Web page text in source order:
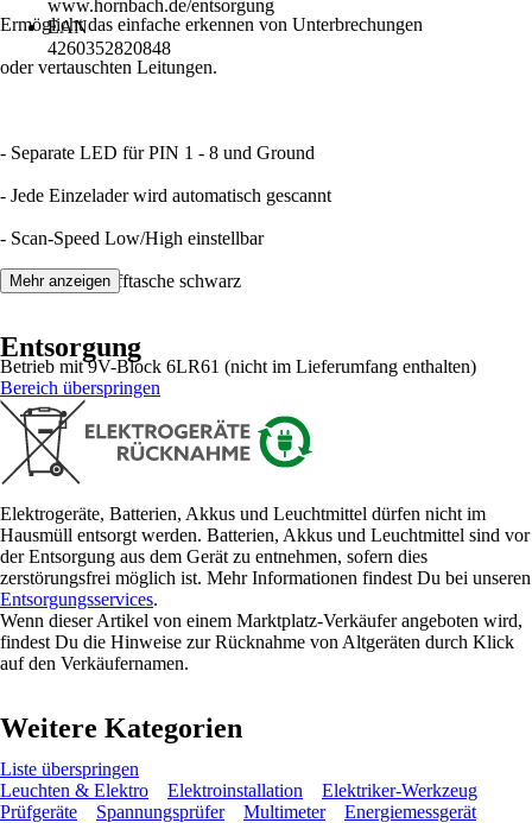
www.hornbach.de/entsorgung
EAN
4260352820848
Ermöglicht das einfache erkennen von Unterbrechungen
oder vertauschten Leitungen.
- Separate LED für PIN 1 - 8 und Ground
- Jede Einzelader wird automatisch gescannt
- Scan-Speed Low/High einstellbar
- Inkl. Kunststofftasche schwarz
Betrieb mit 9V-Block 6LR61 (nicht im Lieferumfang enthalten)
Mehr anzeigen
Entsorgung
Bereich überspringen
Elektrogeräte, Batterien, Akkus und Leuchtmittel dürfen nicht im
Hausmüll entsorgt werden. Batterien, Akkus und Leuchtmittel sind vor
der Entsorgung aus dem Gerät zu entnehmen, sofern dies
zerstörungsfrei möglich ist. Mehr Informationen findest Du bei unseren
Entsorgungsservices.
Wenn dieser Artikel von einem Marktplatz-Verkäufer angeboten wird,
findest Du die Hinweise zur Rücknahme von Altgeräten durch Klick
auf den Verkäufernamen.
Weitere Kategorien
Liste überspringen
Leuchten & Elektro
Elektroinstallation
Elektriker-Werkzeug
Prüfgeräte
Spannungsprüfer Multimeter Energiemessgerät